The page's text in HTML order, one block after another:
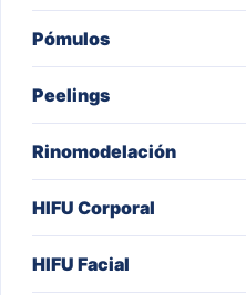
Pómulos
Peelings
Rinomodelación
HIFU Corporal
HIFU Facial